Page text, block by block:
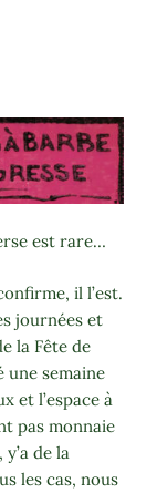
est rare…
il l’est.
journées et
la Fête de
une semaine
et l’espace à
pas monnaie
de la
les cas, nous